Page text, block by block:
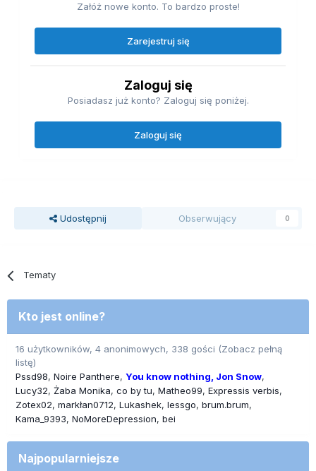
Załóż nowe konto. To bardzo proste!
Zarejestruj się
Zaloguj się
Posiadasz już konto? Zaloguj się poniżej.
Zaloguj się
Udostępnij Obserwujący 0
Tematy
Kto jest online?
16 użytkowników, 4 anonimowych, 338 gości (Zobacz pełną
listę)
Pssd98 Noire Panthere You know nothing, Jon Snow
Lucy32 Żaba Monika co by tu Matheo99 Expressis verbis
Zotex02 markłan0712 Lukashek lessgo brum.brum
Kama_9393 NoMoreDepression bei
Najpopularniejsze